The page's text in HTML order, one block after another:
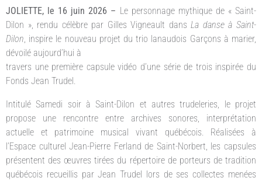
JOLIETTE, le 16 juin 2026 – Le personnage mythique de « Saint-
Dilon », rendu célèbre par Gilles Vigneault dansLa danse à Saint-
Dilon , inspire le nouveau projet du trio lanaudois Garçons à marier,
dévoilé aujourd’hui à
travers une première capsule vidéo d’une série de trois inspirée du
Fonds Jean Trudel.
Intitulé Samedi soir à Saint-Dilon et autres trudeleries, le projet
propose une rencontre entre archives sonores, interprétation
actuelle et patrimoine musical vivant québécois. Réalisées à
l’Espace culturel Jean-Pierre Ferland de Saint-Norbert, les capsules
présentent des œuvres tirées du répertoire de porteurs de tradition
québécois recueillis par Jean Trudel lors de ses collectes menées